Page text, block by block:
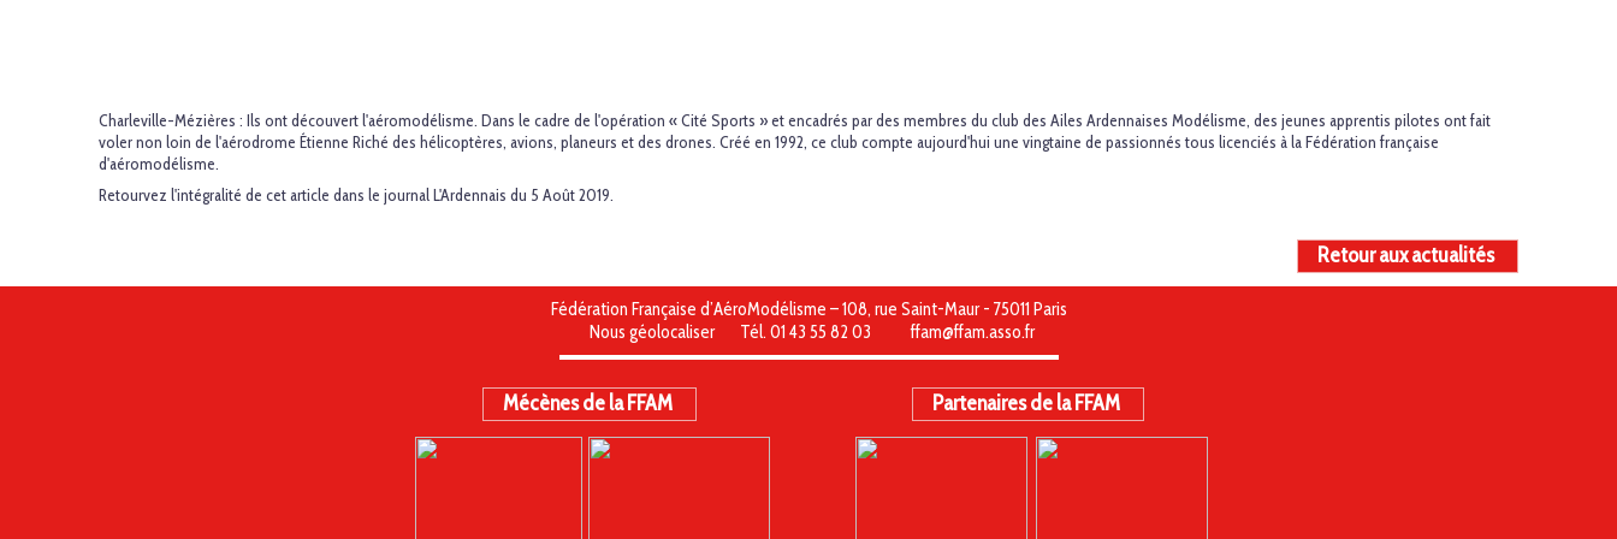
Charleville-Mézières : Ils ont découvert l'aéromodélisme. Dans le cadre de l'opération « Cité Sports » et encadrés par des membres du club des Ailes Ardennaises Modélisme, des jeunes apprentis pilotes ont fait
voler non loin de l'aérodrome Étienne Riché des hélicoptères, avions, planeurs et des drones. Créé en 1992, ce club compte aujourd'hui une vingtaine de passionnés tous licenciés à la Fédération française
d'aéromodélisme.
Retourvez l'intégralité de cet article dans le journal L'Ardennais du 5 Août 2019.
Retour aux actualités
Fédération Française d’AéroModélisme – 108, rue Saint-Maur - 75011 Paris
Nous géolocaliser
Tél. 01 43 55 82 03 ffam@ffam.asso.fr
Mécènes de la FFAM Partenaires de la FFAM